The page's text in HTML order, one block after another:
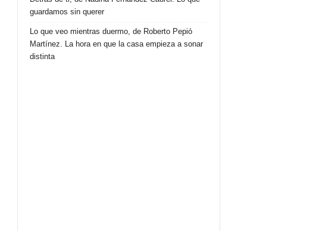
guardamos sin querer
Lo que veo mientras duermo, de Roberto Pepió
Martínez. La hora en que la casa empieza a sonar
distinta